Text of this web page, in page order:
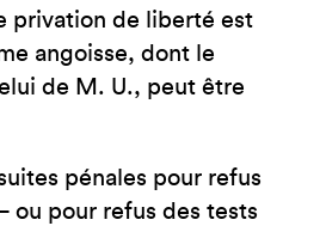
privation de liberté est
angoisse, dont le
de M. U., peut être
pénales pour refus
ou pour refus des tests